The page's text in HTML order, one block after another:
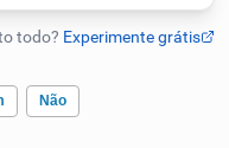
Não